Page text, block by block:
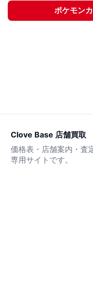
ポケモン
Clove Base 店舗買取
価格表・店舗案内・査
専用サイトです。